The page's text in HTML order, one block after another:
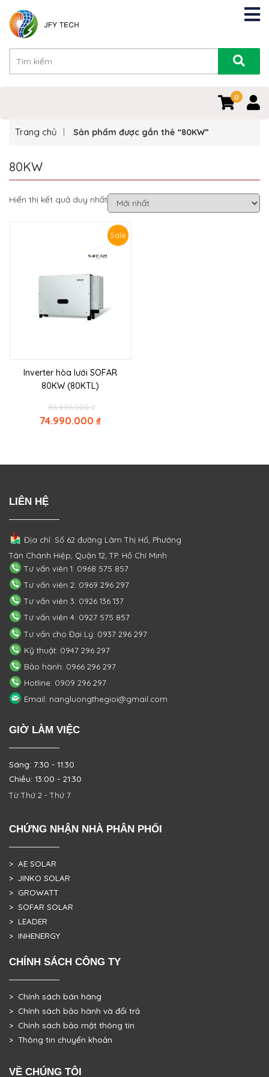
0
Trang chủ Sản phẩm được gắn thẻ “80KW”
80KW
Hiển thị kết quả duy nhất
Sale
Inverter hòa lưới SOFAR
80KW (80KTL)
86.996.000₫Original
price
was:
74.990.000 ₫
LIÊN HỆ
Địa chỉ: Số 62 đường Lâm Thị Hố, Phường
Tân Chánh Hiệp, Quận 12, TP. Hồ Chí Minh
Tư vấn viên 1: 0968 575 857
Tư vấn viên 2: 0969 296 297
Tư vấn viên 3: 0926 136 137
Tư vấn viên 4: 0927 575 857
Tư vấn cho Đại Lý: 0937 296 297
Kỹ thuật: 0947 296 297
Bảo hành: 0966 296 297
Hotline: 0909 296 297
Email: nangluongthegioi@gmail.com
GIỜ LÀM VIỆC
Sáng: 7:30 - 11:30
Chiều: 13:00 - 21:30
Từ Thứ 2 - Thứ 7
CHỨNG NHẬN NHÀ PHÂN PHỐI
> AE SOLAR
> JINKO SOLAR
> GROWATT
> SOFAR SOLAR
> LEADER
> INHENERGY
CHÍNH SÁCH CÔNG TY
> Chính sách bán hàng
> Chính sách bảo hành và đổi trả
> Chính sách bảo mật thông tin
> Thông tin chuyển khoản
VỀ CHÚNG TÔI